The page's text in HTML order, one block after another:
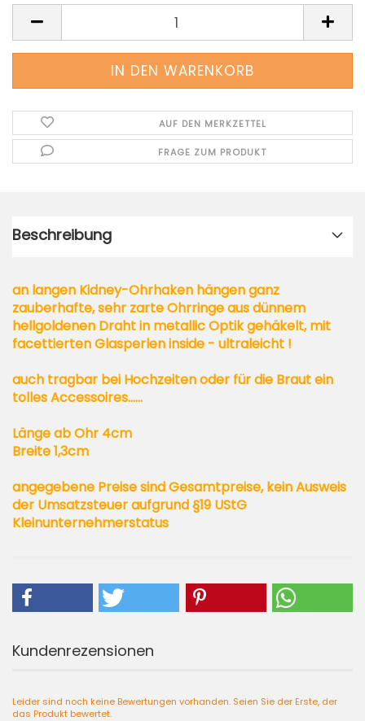
AUF DEN MERKZETTEL
FRAGE ZUM PRODUKT
Beschreibung
an langen Kidney-Ohrhaken hängen ganz
zauberhafte, sehr zarte Ohrringe aus dünnem
hellgoldenen Draht in metallic Optik gehäkelt, mit
facettierten Glasperlen inside - ultraleicht !
auch tragbar bei Hochzeiten oder für die Braut ein
tolles Accessoires......
Länge ab Ohr 4cm
Breite 1,3cm
angegebene Preise sind Gesamtpreise, kein Ausweis
der Umsatzsteuer aufgrund §19 UStG
Kleinunternehmerstatus
Kundenrezensionen
Leider sind noch keine Bewertungen vorhanden. Seien Sie der Erste, der
das Produkt bewertet.